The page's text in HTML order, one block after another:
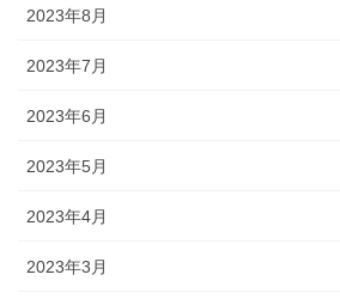
2023年8月
2023年7月
2023年6月
2023年5月
2023年4月
2023年3月